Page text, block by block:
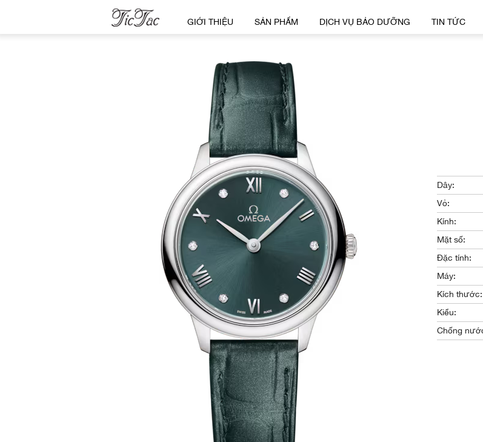
GIỚI THIỆU SẢN PHẨM DỊCH VỤ BẢO DƯỠNG TIN TỨC
Dây:
Vỏ:
Kính:
Mặt số:
Đặc tính:
Máy:
Kích thước:
Kiểu:
Chống